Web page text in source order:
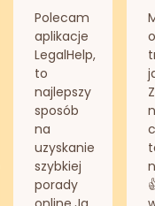
Polecam
aplikacje
LegalHelp,
to
najlepszy
sposób
na
uzyskanie
szybkiej
porady